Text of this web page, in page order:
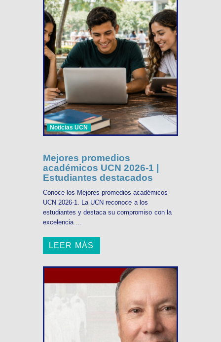
Noticias UCN
Mejores promedios
académicos UCN 2026-1 |
Estudiantes destacados
Conoce los Mejores promedios académicos
UCN 2026-1. La UCN reconoce a los
estudiantes y destaca su compromiso con la
excelencia ...
LEER MÁS